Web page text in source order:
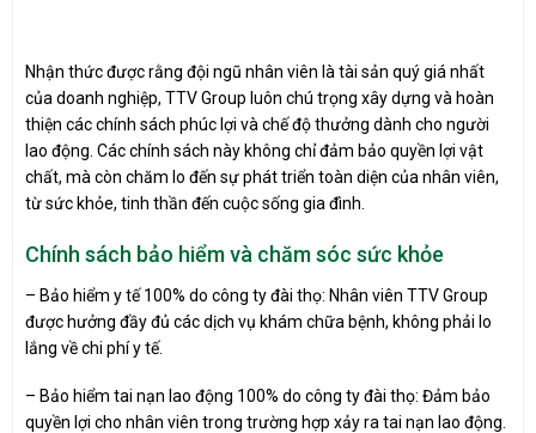
Nhận thức được rằng đội ngũ nhân viên là tài sản quý giá nhất
của doanh nghiệp, TTV Group luôn chú trọng xây dựng và hoàn
thiện các chính sách phúc lợi và chế độ thưởng dành cho người
lao động. Các chính sách này không chỉ đảm bảo quyền lợi vật
chất, mà còn chăm lo đến sự phát triển toàn diện của nhân viên,
từ sức khỏe, tinh thần đến cuộc sống gia đình.
Chính sách bảo hiểm và chăm sóc sức khỏe
– Bảo hiểm y tế 100% do công ty đài thọ: Nhân viên TTV Group
được hưởng đầy đủ các dịch vụ khám chữa bệnh, không phải lo
lắng về chi phí y tế.
– Bảo hiểm tai nạn lao động 100% do công ty đài thọ: Đảm bảo
quyền lợi cho nhân viên trong trường hợp xảy ra tai nạn lao động.